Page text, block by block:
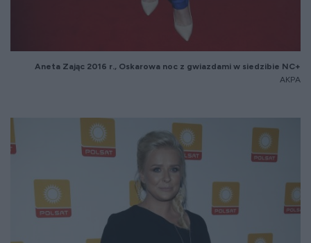
Aneta Zając 2016 r., Oskarowa noc z gwiazdami w siedzibie NC+
AKPA